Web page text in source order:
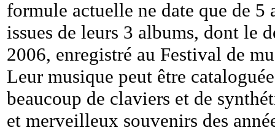
formule actuelle ne date que de
issues de leurs 3 albums, dont le
2006, enregistré au Festival de
Leur musique peut être
beaucoup de claviers et de
et merveilleux souvenirs des